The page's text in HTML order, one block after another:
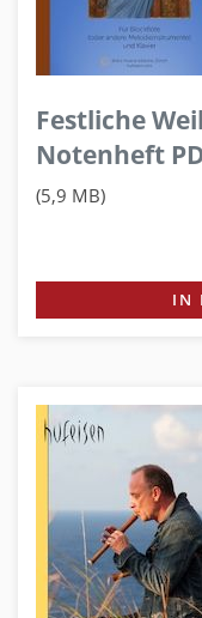
Festliche
Notenheft
(5,9 MB)
IN